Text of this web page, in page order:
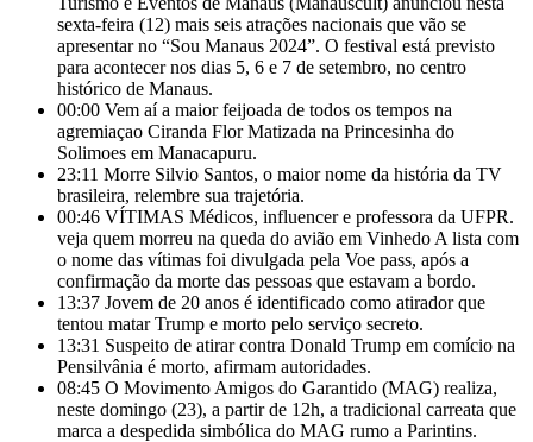
sexta-feira (12) mais seis atrações nacionais que vão se
apresentar no “Sou Manaus 2024”. O festival está previsto
para acontecer nos dias 5, 6 e 7 de setembro, no centro
histórico de Manaus.
00:00 Vem aí a maior feijoada de todos os tempos na
agremiaçao Ciranda Flor Matizada na Princesinha do
Solimoes em Manacapuru.
23:11 Morre Silvio Santos, o maior nome da história da TV
brasileira, relembre sua trajetória.
00:46 VÍTIMAS Médicos, influencer e professora da UFPR.
veja quem morreu na queda do avião em Vinhedo A lista com
o nome das vítimas foi divulgada pela Voe pass, após a
confirmação da morte das pessoas que estavam a bordo.
13:37 Jovem de 20 anos é identificado como atirador que
tentou matar Trump e morto pelo serviço secreto.
13:31 Suspeito de atirar contra Donald Trump em comício na
Pensilvânia é morto, afirmam autoridades.
08:45 O Movimento Amigos do Garantido (MAG) realiza,
neste domingo (23), a partir de 12h, a tradicional carreata que
marca a despedida simbólica do MAG rumo a Parintins.